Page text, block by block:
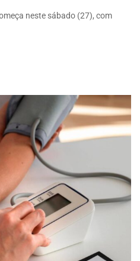
neste sábado (27), com